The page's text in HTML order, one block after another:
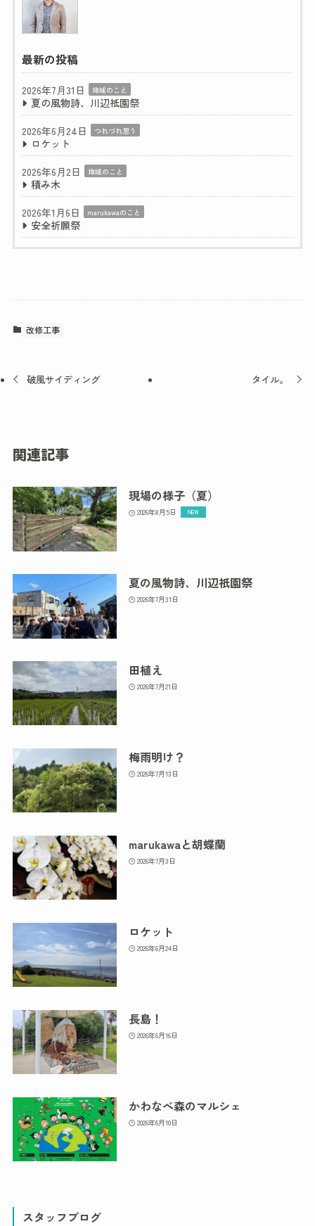
最新の投稿
2026年7月31日 地域のこと
夏の風物詩、川辺祇園祭
2026年6月24日
つれづれ思う
ロケット
2026年6月2日
地域のこと
積み木
2026年1月6日
marukawaのこと
安全祈願祭
改修工事
破風サイディング タイル。
関連記事
現場の様子（夏）
2026年8月5日
夏の風物詩、川辺祇園祭
2026年7月31日
田植え
2026年7月21日
梅雨明け？
2026年7月13日
marukawaと胡蝶蘭
2026年7月3日
ロケット
2026年6月24日
長島！
2026年6月16日
かわなべ森のマルシェ
2026年6月10日
スタッフブログ